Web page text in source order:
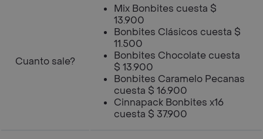
Cuanto sale?
Mix Bonbites cuesta $
13.900
Bonbites Clásicos cuesta $
11.500
Bonbites Chocolate cuesta
$ 13.900
Bonbites Caramelo Pecanas
cuesta $ 16.900
Cinnapack Bonbites x16
cuesta $ 37.900